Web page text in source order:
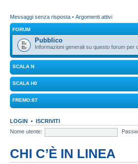
Messaggi senza risposta • Argomenti attivi
FORUM
Pubblico
Informazioni generali su questo forum per
SCALA N
SCALA H0
FREMO:87
LOGIN • ISCRIVITI
Nome utente:
CHI C’È IN LINEA